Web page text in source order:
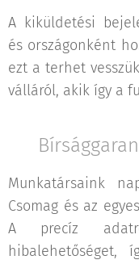
A kiküldetési
és országonként
ezt a terhet
válláról, akik így a
✅
Munkatársaink
Csomag és az
A precíz